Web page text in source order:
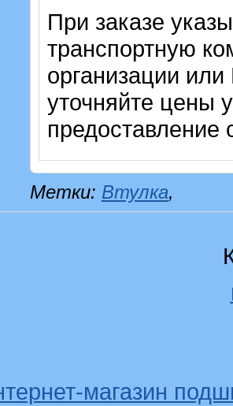
При заказе
транспортную
организации
уточняйте цены
предоставление
Метки: Втулка,
магазин